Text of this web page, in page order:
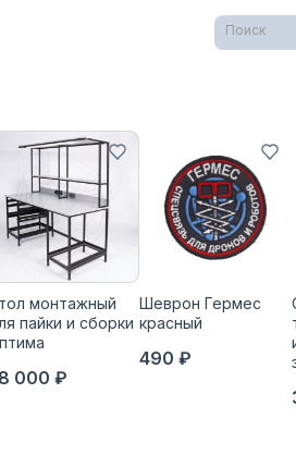
Поиск
монтажный
пайки и сборки
000 ₽
Шеврон Гермес
красный
490 ₽